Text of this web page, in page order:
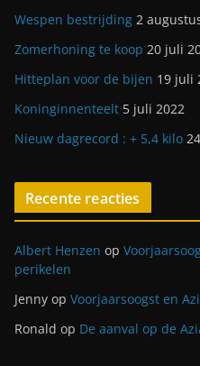
Wespen bestrijding 2
Zomerhoning te koop 20 juli
Hitteplan voor de bijen 19 juli
Koninginnenteelt 5 juli 2022
Nieuw dagrecord : + 5,4 kilo
Recente reacties
Albert Henzen op
perikelen
Jenny op Voorjaarsoogst en
Ronald op De aanval op de